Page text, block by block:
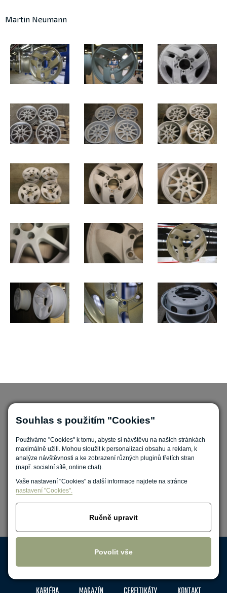
Souhlas s použitím "Cookies"
Používáme "Cookies" k tomu, abyste si návštěvu na našich stránkách
maximálně užili. Mohou sloužit k personalizaci obsahu a reklam, k
analýze návštěvnosti a ke zobrazení různých pluginů třetích stran
(např. socialní sítě, online chat).
Vaše nastavení "Cookies" a další informace najdete na stránce
nastavení "Cookies".
Ručně upravit
Povolit vše
Martin Neumann
Nastavit cookies
DOPRAVA
O NÁS REFERENCE FAQ